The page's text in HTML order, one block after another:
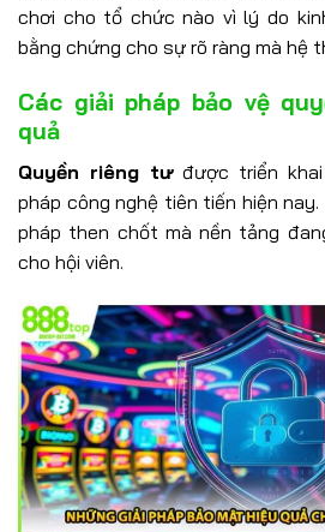
chơi cho tổ chức nào vì lý do
bằng chứng cho sự rõ ràng mà hệ
Các giải pháp bảo vệ
quả
Quyền riêng tưđược triển khai
pháp công nghệ tiên tiến hiện
pháp then chốt mà nền tảng
cho hội viên.